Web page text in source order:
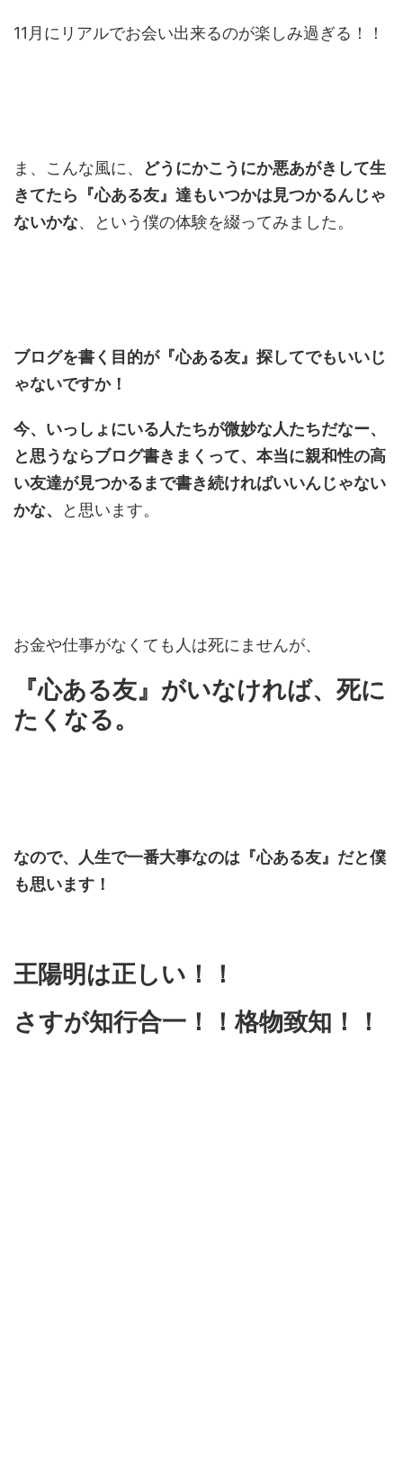
11月にリアルでお会い出来るのが楽しみ過ぎる！！
ま、こんな風に、
どうにかこうにか悪あがきして生
きてたら『心ある友』達もいつかは見つかるんじゃ
ないかな、という僕の体験を綴ってみました。
ブログを書く目的が『心ある友』探してでもいいじ
ゃないですか！
今、いっしょにいる人たちが微妙な人たちだなー、
と思うならブログ書きまくって、本当に親和性の高
い友達が見つかるまで書き続ければいいんじゃない
かな、
と思います。
お金や仕事がなくても人は死にませんが、
『心ある友』がいなければ、死に
たくなる。
なので、人生で一番大事なのは『心ある友』だと僕
も思います！
王陽明は正しい！！
さすが知行合一！！格物致知！！